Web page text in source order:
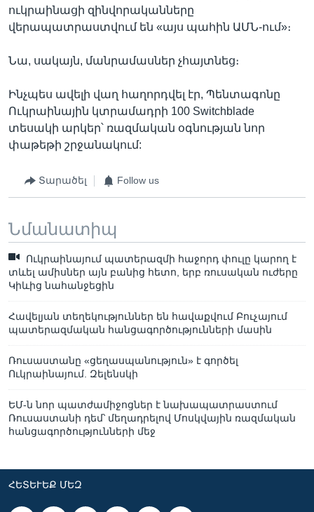
ուկրաինացի զինվորականները
վերապատրաստվում են «այս պահին ԱՄՆ-ում»։
Նա, սակայն, մանրամասներ չհայտնեց։
Ինչպես ավելի վաղ հաղորդվել էր, Պենտագոնը
Ուկրաինային կտրամադրի 100 Switchblade
տեսակի արկեր՝ ռազմական օգնության նոր
փաթեթի շրջանակում:
Տարածել Follow us
Նմանատիպ
Ուկրաինայում պատերազմի հաջորդ փուլը կարող է
տևել ամիսներ այն բանից հետո, երբ ռուսական ուժերը
Կիևից նահանջեցին
Հավելյան տեղեկություններ են հավաքվում Բուչայում
պատերազմական հանցագործությունների մասին
Ռուսաստանը «ցեղասպանություն» է գործել
Ուկրաինայում. Զելենսկի
ԵՄ-ն նոր պատժամիջոցներ է նախապատրաստում
Ռուսաստանի դեմ՝ մեղադրելով Մոսկվային ռազմական
հանցագործությունների մեջ
ՀԵՏԵՒԵՔ ՄԵԶ